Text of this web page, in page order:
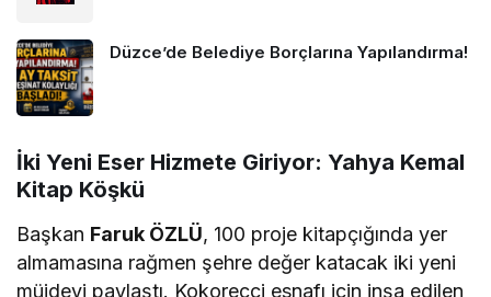
Düzce’de Belediye Borçlarına Yapılandırma!
İki Yeni Eser Hizmete Giriyor: Yahya Kemal
Kitap Köşkü
Başkan Faruk ÖZLÜ, 100 proje kitapçığında yer
almamasına rağmen şehre değer katacak iki yeni
müjdeyi paylaştı. Kokoreççi esnafı için inşa edilen